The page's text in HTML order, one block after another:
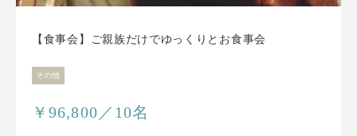
【食事会】ご親族だけでゆっくりとお食事会
その他
￥96,800／10名